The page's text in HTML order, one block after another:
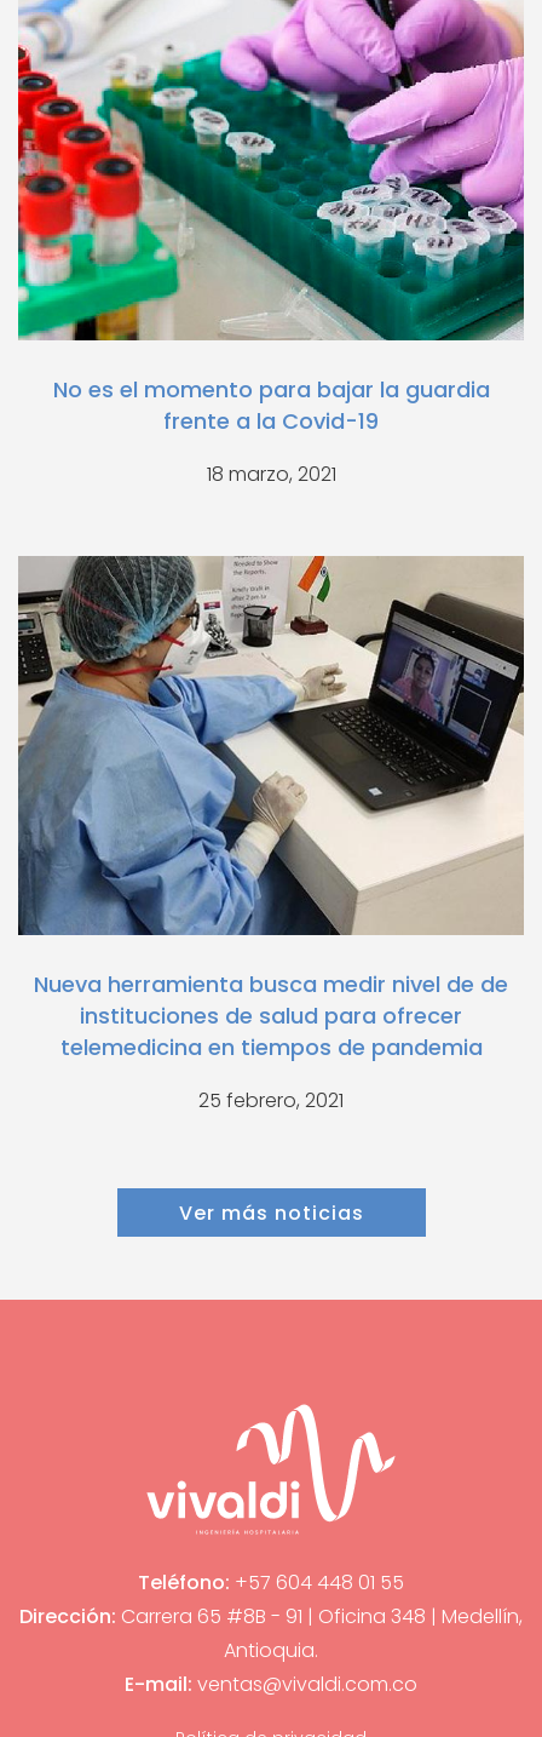
No es el momento para bajar la guardia
frente a la Covid-19
18 marzo, 2021
Nueva herramienta busca medir nivel de de
instituciones de salud para ofrecer
telemedicina en tiempos de pandemia
25 febrero, 2021
Ver más noticias
Teléfono: +57 604 448 01 55
Dirección: Carrera 65 #8B - 91 | Oficina 348 | Medellín,
Antioquia.
E-mail: ventas@vivaldi.com.co